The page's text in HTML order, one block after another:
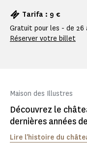
Tarifa : 9 €
Gratuit pour les - de 26
Réserver votre billet
Maison des Illustres
Découvrez le
dernières années
Lire l'histoire du